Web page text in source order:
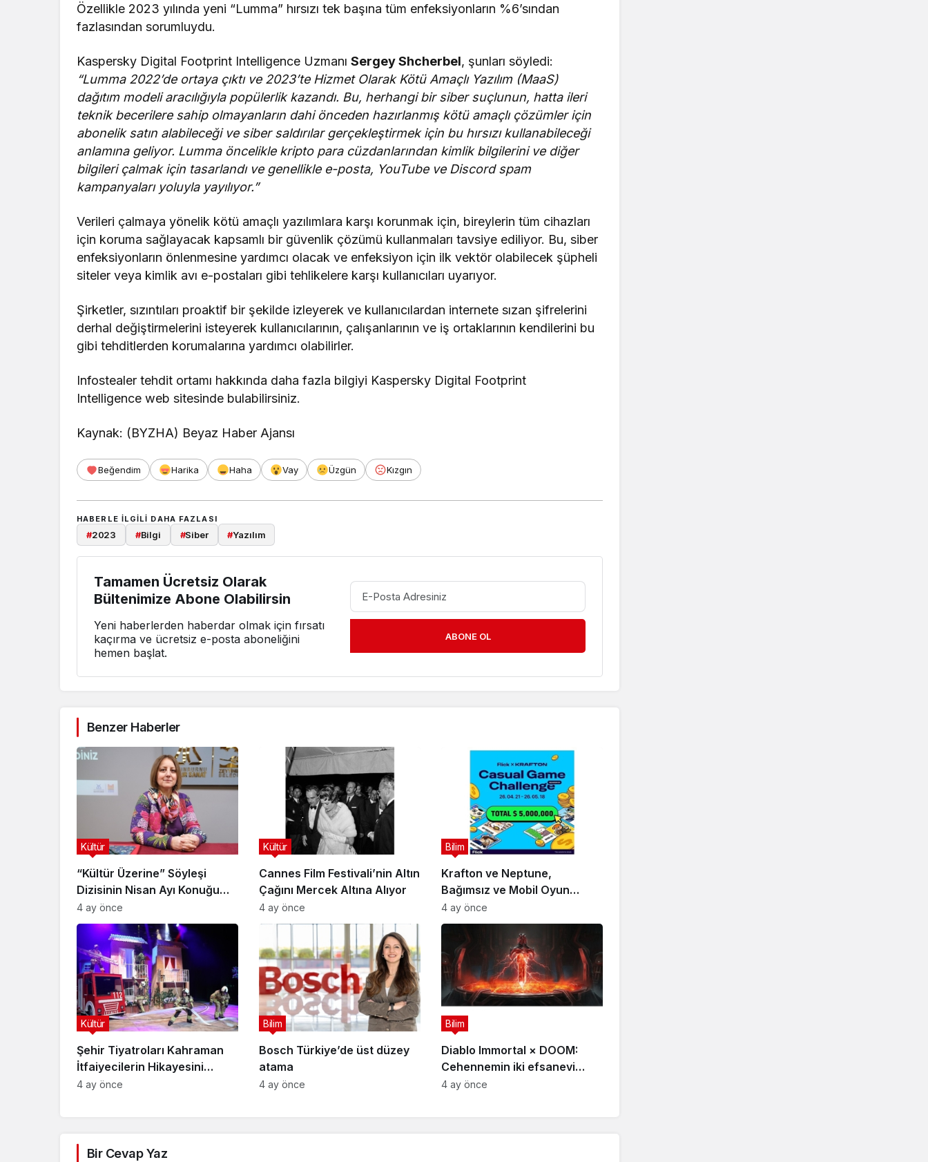
Özellikle 2023 yılında yeni “Lumma” hırsızı tek başına tüm enfeksiyonların %6’sından
fazlasından sorumluydu.
Kaspersky Digital Footprint Intelligence UzmanıSergey Shcherbel, şunları söyledi:
“Lumma 2022’de ortaya çıktı ve 2023’te Hizmet Olarak Kötü Amaçlı Yazılım (MaaS)
dağıtım modeli aracılığıyla popülerlik kazandı. Bu, herhangi bir siber suçlunun, hatta ileri
teknik becerilere sahip olmayanların dahi önceden hazırlanmış kötü amaçlı çözümler için
abonelik satın alabileceği ve siber saldırılar gerçekleştirmek için bu hırsızı kullanabileceği
anlamına geliyor. Lumma öncelikle kripto para cüzdanlarından kimlik bilgilerini ve diğer
bilgileri çalmak için tasarlandı ve genellikle e-posta, YouTube ve Discord spam
kampanyaları yoluyla yayılıyor.”
Verileri çalmaya yönelik kötü amaçlı yazılımlara karşı korunmak için, bireylerin tüm cihazları
için koruma sağlayacak kapsamlı bir güvenlik çözümü kullanmaları tavsiye ediliyor. Bu, siber
enfeksiyonların önlenmesine yardımcı olacak ve enfeksiyon için ilk vektör olabilecek şüpheli
siteler veya kimlik avı e-postaları gibi tehlikelere karşı kullanıcıları uyarıyor.
Şirketler, sızıntıları proaktif bir şekilde izleyerek ve kullanıcılardan internete sızan şifrelerini
derhal değiştirmelerini isteyerek kullanıcılarının, çalışanlarının ve iş ortaklarının kendilerini bu
gibi tehditlerden korumalarına yardımcı olabilirler.
Infostealer tehdit ortamı hakkında daha fazla bilgiyi Kaspersky Digital Footprint
Intelligence web sitesinde bulabilirsiniz.
Kaynak: (BYZHA) Beyaz Haber Ajansı
Beğendim Harika Haha Vay Üzgün Kızgın
HABERLE ILGILI DAHA FAZLASI
#2023 #Bilgi #Siber #Yazılım
Tamamen Ücretsiz Olarak
Bültenimize Abone Olabilirsin
Yeni haberlerden haberdar olmak için fırsatı
kaçırma ve ücretsiz e-posta aboneliğini
hemen başlat.
ABONE OL
Benzer Haberler
“Kültür Üzerine” Söyleşi
Dizisinin Nisan Ayı Konuğu
Doç. Dr. Gökçe Dervişoğlu
Okandan Oldu!
Kültür
4 ay önce
Cannes Film Festivali’nin Altın
Çağını Mercek Altına Alıyor
Kültür
4 ay önce
Krafton ve Neptune,
Bağımsız ve Mobil Oyun
Geliştiricileri İçin 5 Milyon
Dolarlık Küresel Oyun
Yarışmasını Başlattı
Bilim
4 ay önce
Şehir Tiyatroları Kahraman
İtfaiyecilerin Hikayesini
“İtfaiyecinin Sırrı” Oyunuyla
Kültür
4 ay önce
Bosch Türkiye’de üst düzey
atama
Bilim
4 ay önce
Diablo Immortal × DOOM:
Cehennemin iki efsanevi
vizyonu birleşiyor
Bilim
4 ay önce
Bir Cevap Yaz